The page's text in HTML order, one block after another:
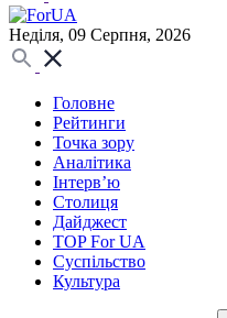
Неділя, 09 Серпня, 2026
Головне
Рейтинги
Точка зору
Аналітика
Інтерв’ю
Столиця
Дайджест
TOP For UA
Суспiльство
Культура